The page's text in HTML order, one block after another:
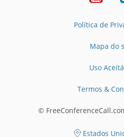
Política de
Mapa do
Uso
Termos &
©
Estados